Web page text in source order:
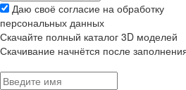
Даю своё согласие на обработку
персональных данных
Скачайте полный каталог 3D моделей
Скачивание начнётся после